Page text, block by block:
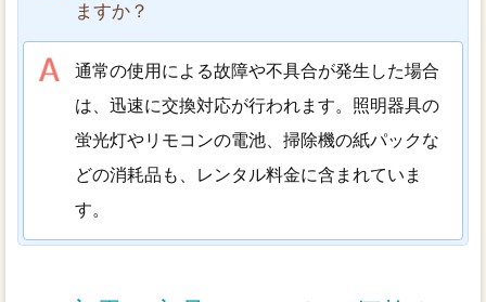
ますか？
通常の使用による故障や不具合が発生した場合
は、迅速に交換対応が行われます。照明器具の
蛍光灯やリモコンの電池、掃除機の紙パックな
どの消耗品も、レンタル料金に含まれていま
す。